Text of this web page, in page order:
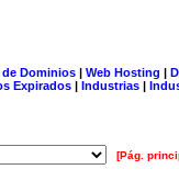
Dominios| Web Hosting |
Expirados | Industrias |
[Pág.